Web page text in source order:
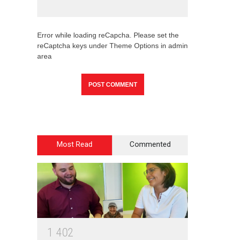
Error while loading reCapcha. Please set the
reCaptcha keys under Theme Options in admin
area
Most Read Commented
1 402